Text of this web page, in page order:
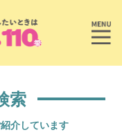
索
介しています